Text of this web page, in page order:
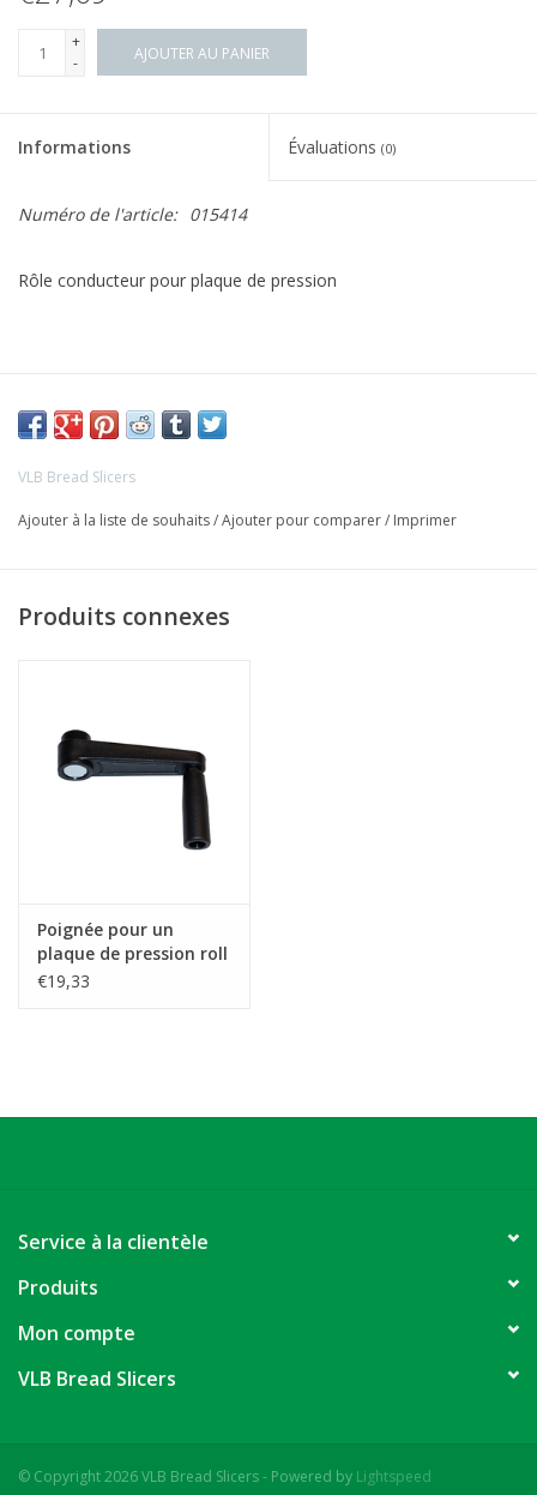
+
-
AJOUTER AU PANIER
Informations Évaluations (0)
Numéro de l'article: 015414
Rôle conducteur pour plaque de pression
VLB Bread Slicers
Ajouter à la liste de souhaits/Ajouter pour comparer/ Imprimer
Produits connexes
Poignée pour un
plaque de pression roll
€19,33
Service à la clientèle
Produits
Mon compte
VLB Bread Slicers
© Copyright 2026 VLB Bread Slicers - Powered by Lightspeed